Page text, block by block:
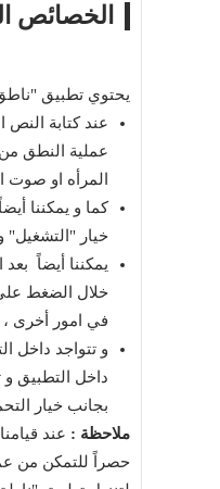
الخصائص
يحتوي تطبيق
عند كتابة
عملية النطق
المرأه او صوت
كما و يمكننا
خيار "التشغيل"
يمكننا أيضاً
خلال الضغط
في امور أخرى ،
و تتواجد داخل
داخل التطبيق و
بجانب خيار
ملاحظة :
حصراً للتمكن من